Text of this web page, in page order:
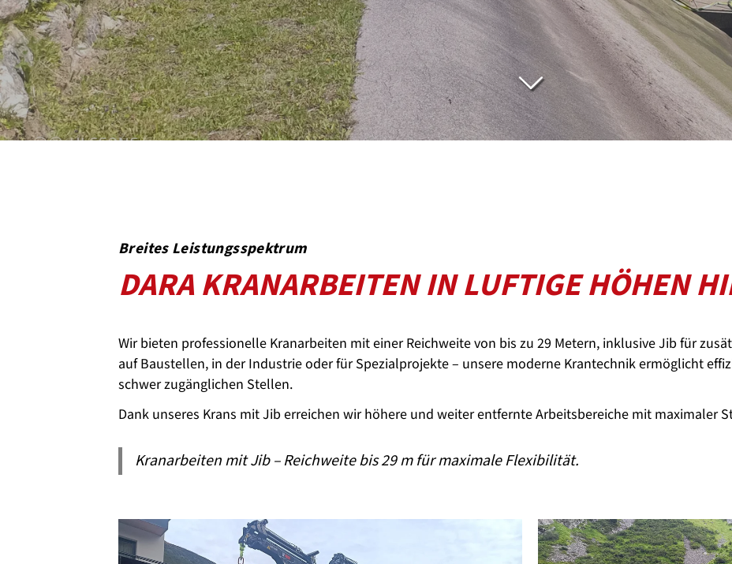
DARA KRANARBEITEN IN LUFTIGE HÖHEN
Breites Leistungsspektrum
Wir bieten professionelle Kranarbeiten mit einer Reichweite von bis zu 29 Metern, inklusive Jib für
auf Baustellen, in der Industrie oder für Spezialprojekte – unsere moderne Krantechnik ermöglicht
schwer zugänglichen Stellen.
Dank unseres Krans mit Jib erreichen wir höhere und weiter entfernte Arbeitsbereiche mit maximaler
Kranarbeiten mit Jib – Reichweite bis 29 m für maximale Flexibilität.